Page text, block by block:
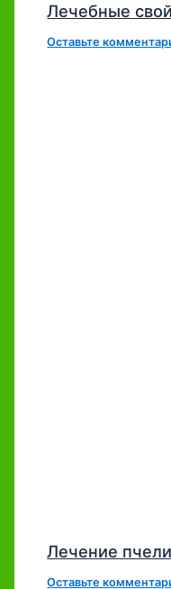
Лечебные
Оставьте
Лечение
Оставьте